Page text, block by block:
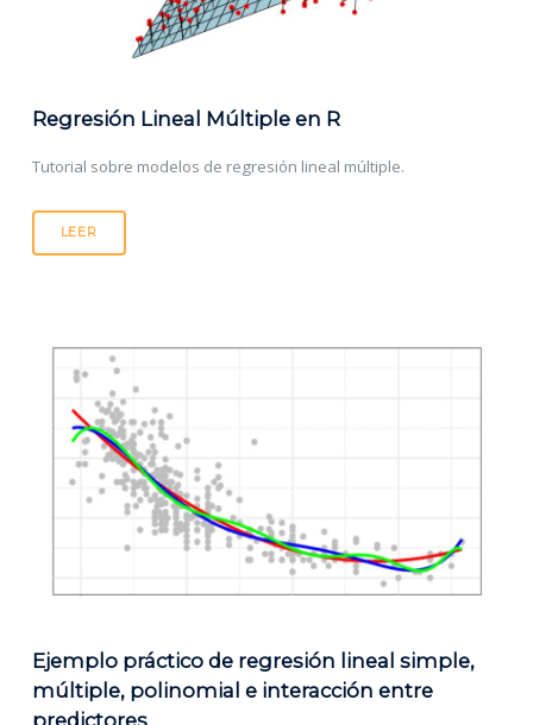
Regresión Lineal Múltiple en R
Tutorial sobre modelos de regresión lineal múltiple.
LEER
Ejemplo práctico de regresión lineal simple,
múltiple, polinomial e interacción entre